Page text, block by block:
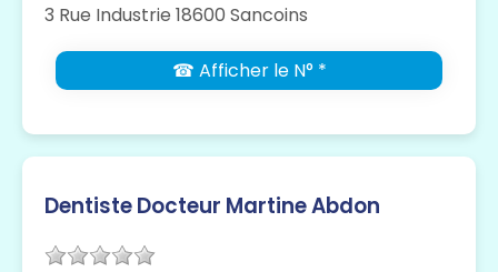
3 Rue Industrie 18600 Sancoins
☎ Afficher le N° *
Dentiste Docteur Martine Abdon